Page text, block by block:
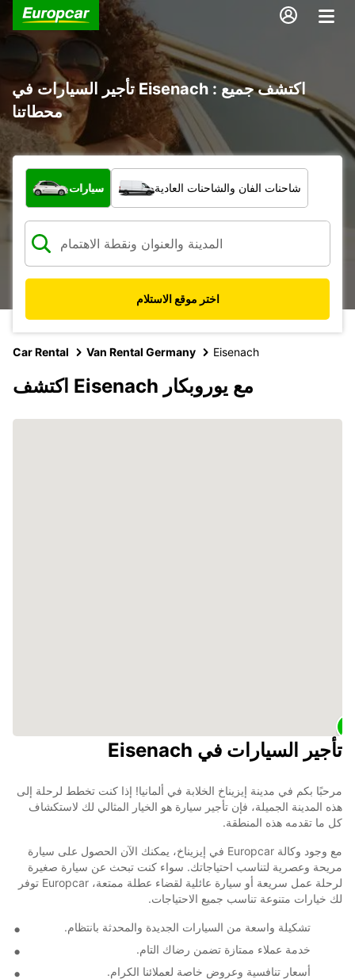
تأجير السيارات في Eisenach : اكتشف جميع
محطاتنا
ما نوع المركبة؟
سيارات شاحنات الفان والشاحنات العادية
اختر موقع الاستلام
Car Rental Van Rental Germany Eisenach
اكتشف Eisenach مع يوروبكار
تأجير السيارات في Eisenach
مرحبًا بكم في مدينة إيزيناخ الخلابة في ألمانيا! إذا كنت تخطط لرحلة إلى
هذه المدينة الجميلة، فإن تأجير سيارة هو الخيار المثالي لك لاستكشاف
كل ما تقدمه هذه المنطقة.
مع وجود وكالة Europcar في إيزيناخ، يمكنك الآن الحصول على سيارة
مريحة وعصرية لتناسب احتياجاتك. سواء كنت تبحث عن سيارة صغيرة
لرحلة عمل سريعة أو سيارة عائلية لقضاء عطلة ممتعة، Europcar توفر
لك خيارات متنوعة تناسب جميع الاحتياجات.
تشكيلة واسعة من السيارات الجديدة والمحدثة بانتظام.
خدمة عملاء ممتازة تضمن رضاك التام.
أسعار تنافسية وعروض خاصة لعملائنا الكرام.